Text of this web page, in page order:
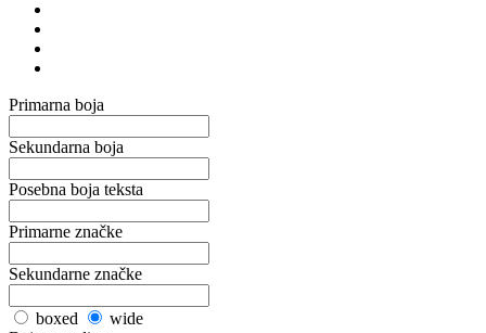
Primarna boja
Sekundarna boja
Posebna boja teksta
Primarne značke
Sekundarne značke
boxed
wide